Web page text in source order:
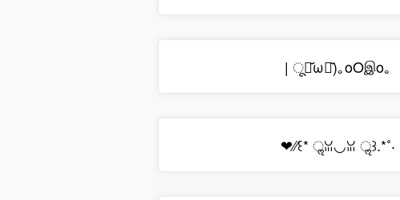
| ू･᷄ω･᷅)｡oOஇo｡
❤︎⁄⁄꒰* ॢꈍ◡ꈍ ॢ꒱.*˚‧